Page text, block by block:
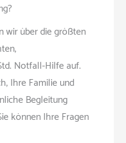
wir über die größten
Notfall-Hilfe auf.
Ihre Familie und
Begleitung
können Ihre Fragen